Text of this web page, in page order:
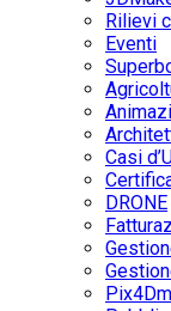
Rilievi
Eventi
Casi
DRONE